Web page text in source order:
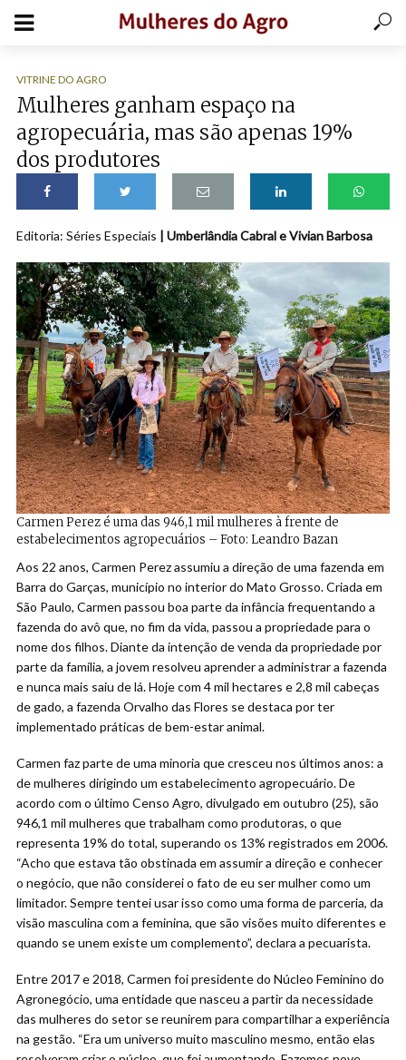
VITRINE DO AGRO
Mulheres ganham espaço na
agropecuária, mas são apenas 19%
dos produtores
Editoria: Séries Especiais | Umberlândia Cabral e Vivian Barbosa
Carmen Perez é uma das 946,1 mil mulheres à frente de
estabelecimentos agropecuários – Foto: Leandro Bazan
Aos 22 anos, Carmen Perez assumiu a direção de uma fazenda em
Barra do Garças, município no interior do Mato Grosso. Criada em
São Paulo, Carmen passou boa parte da infância frequentando a
fazenda do avô que, no fim da vida, passou a propriedade para o
nome dos filhos. Diante da intenção de venda da propriedade por
parte da família, a jovem resolveu aprender a administrar a fazenda
e nunca mais saiu de lá. Hoje com 4 mil hectares e 2,8 mil cabeças
de gado, a fazenda Orvalho das Flores se destaca por ter
implementado práticas de bem-estar animal.
Carmen faz parte de uma minoria que cresceu nos últimos anos: a
de mulheres dirigindo um estabelecimento agropecuário. De
acordo com o último Censo Agro, divulgado em outubro (25), são
946,1 mil mulheres que trabalham como produtoras, o que
representa 19% do total, superando os 13% registrados em 2006.
“Acho que estava tão obstinada em assumir a direção e conhecer
o negócio, que não considerei o fato de eu ser mulher como um
limitador. Sempre tentei usar isso como uma forma de parceria, da
visão masculina com a feminina, que são visões muito diferentes e
quando se unem existe um complemento”, declara a pecuarista.
Entre 2017 e 2018, Carmen foi presidente do Núcleo Feminino do
Agronegócio, uma entidade que nasceu a partir da necessidade
das mulheres do setor se reunirem para compartilhar a experiência
na gestão. “Era um universo muito masculino mesmo, então elas